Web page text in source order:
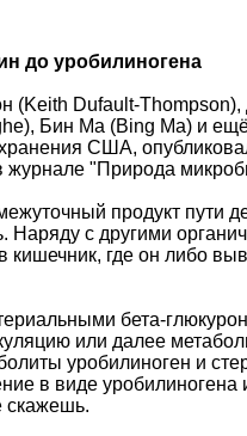
до уробилиногена
Dufault-
Бин Ма (Bing Ma) и ещё
США,
"Природа
продукт пути
с другими
где он либо
бета-
или далее
уробилиноген и
в виде уробилиногена
скажешь.